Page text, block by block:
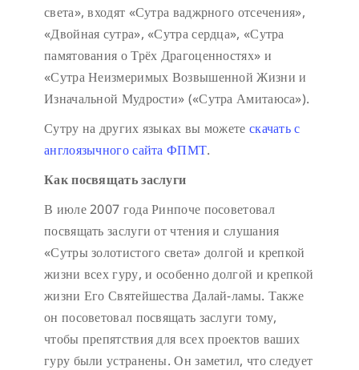
света», входят «Сутра ваджрного отсечения»,
«Двойная сутра», «Сутра сердца», «Сутра
памятования о Трёх Драгоценностях» и
«Сутра Неизмеримых Возвышенной Жизни и
Изначальной Мудрости» («Сутра Амитаюса»).
Сутру на других языках вы можете скачать с
англоязычного сайта ФПМТ.
Как посвящать заслуги
В июле 2007 года Ринпоче посоветовал
посвящать заслуги от чтения и слушания
«Сутры золотистого света» долгой и крепкой
жизни всех гуру, и особенно долгой и крепкой
жизни Его Святейшества Далай-ламы. Также
он посоветовал посвящать заслуги тому,
чтобы препятствия для всех проектов ваших
гуру были устранены. Он заметил, что следует